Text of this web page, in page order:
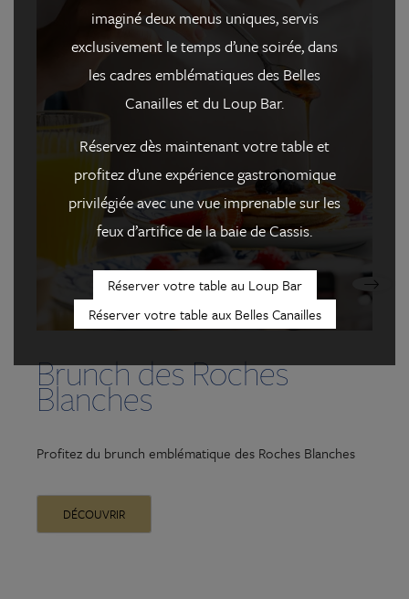
Brunch des Roches
Blanches
Profitez du brunch emblématique des Roches Blanches
DÉCOUVRIR
Les Roches Blanches *****
9 avenue des Calanques
+33(0)4 42 01 01 05
®
hotel@roches-blanches-cassis.comLoup Bar
Brunch des Roches
Blanches
imaginé deux menus uniques, servis
exclusivement le temps d’une soirée, dans
les cadres emblématiques des Belles
Canailles et du Loup Bar.
Réservez dès maintenant votre table et
profitez d’une expérience gastronomique
privilégiée avec une vue imprenable sur les
feux d’artifice de la baie de Cassis.
Réserver votre table au Loup Bar
Réserver votre table aux Belles Canailles